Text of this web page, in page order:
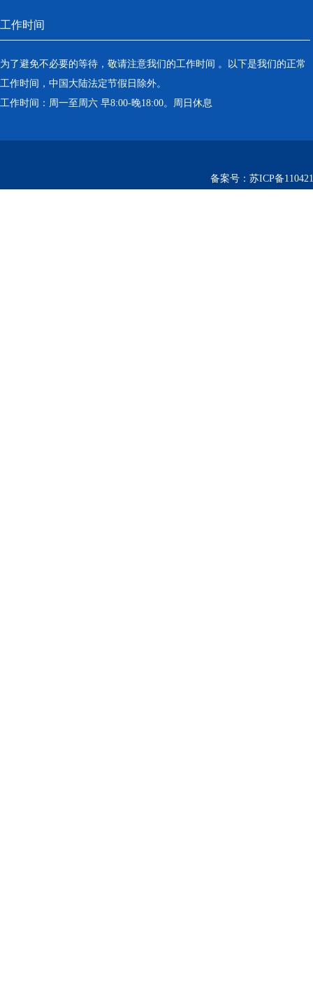
工作时间
为了避免不必要的等待，敬请注意我们的工作时间 。以下是我们的正常
工作时间，中国大陆法定节假日除外。
工作时间：周一至周六 早8:00-晚18:00。周日休息
备案号： 苏ICP备